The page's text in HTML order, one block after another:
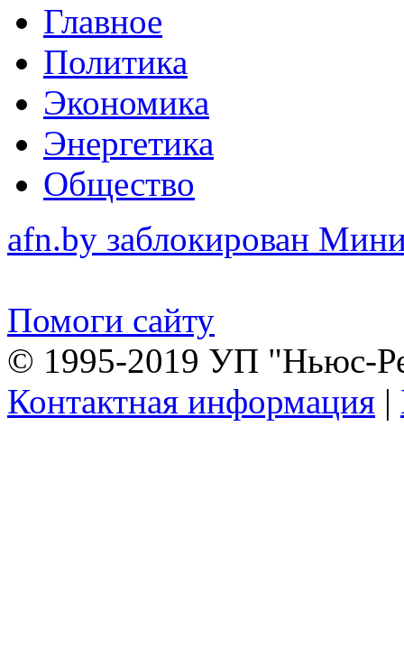
Главное
Политика
Экономика
Энергетика
Общество
afn.by заблокирован
Помоги сайту
© 1995-2019 УП "Ньюс-
Контактная информация |